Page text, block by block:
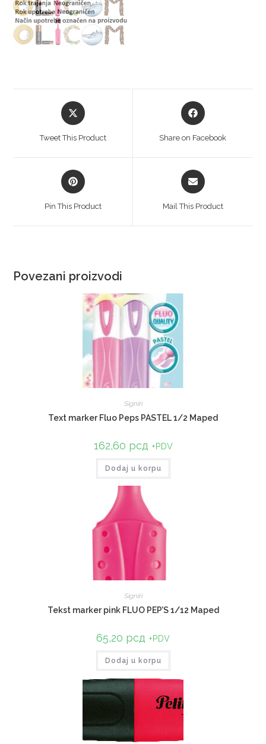
Tweet This Product Share on Facebook
Pin This Product Mail This Product
Povezani proizvodi
Signiri
Text marker Fluo Peps PASTEL 1/2 Maped
162,60 рсд +PDV
Dodaj u korpu
Signiri
Tekst marker pink FLUO PEP’S 1/12 Maped
65,20 рсд +PDV
Dodaj u korpu